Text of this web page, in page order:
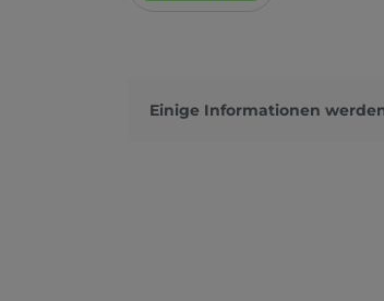
Einige Informationen